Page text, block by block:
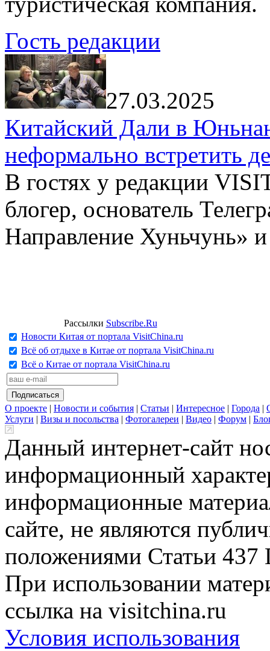
Гость редакции
27.03.2025
Китайский Дали в
неформально встретить
В гостях у редакции
блогер, основатель
Направление Хуньчунь»
Рассылки Subscribe.Ru
Новости Китая от портала VisitChina.ru
Всё об отдыхе в Китае от портала VisitChina.ru
Всё о Китае от портала VisitChina.ru
О проекте | Новости и события | Статьи | Интересное | Города |
Услуги | Визы и посольства | Фотогалереи | Видео | Форум |
Данный интернет-сайт
информационный
информационные
сайте, не являются
положениями Статьи 437
При использовании
ссылка на visitchina.ru
Условия использования